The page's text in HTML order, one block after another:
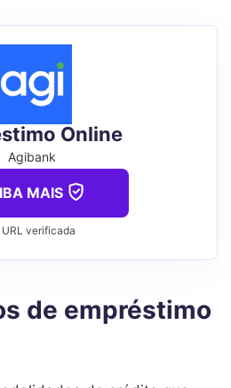
Online
Agibank
MAIS
URL verificada
de empréstimo